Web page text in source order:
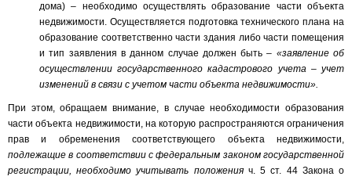
дома) – необходимо осуществлять образование части объекта
недвижимости. Осуществляется подготовка технического плана на
образование соответственно части здания либо части помещения
и тип заявления в данном случае должен быть – «заявление об
осуществлении государственного кадастрового учета – учет
изменений в связи с учетом части объекта недвижимости».
При этом, обращаем внимание, в случае необходимости образования
части объекта недвижимости, на которую распространяются ограничения
прав и обременения соответствующего объекта недвижимости,
подлежащие в соответствии с федеральным законом государственной
регистрации, необходимо учитывать положения ч. 5 ст. 44 Закона о